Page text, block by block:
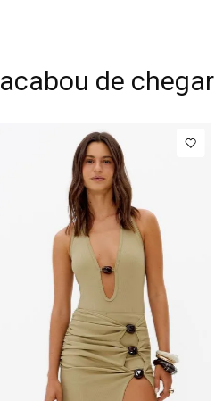
acabou de chegar